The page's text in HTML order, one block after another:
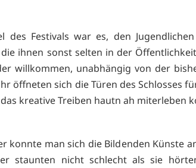
des Festivals war es, den
ihnen sonst selten in der
willkommen, unabhängig von der
öffneten sich die Türen des Schlosses
kreative Treiben hautn ah miterleben
konnte man sich die Bildenden Künste
staunten nicht schlecht als sie